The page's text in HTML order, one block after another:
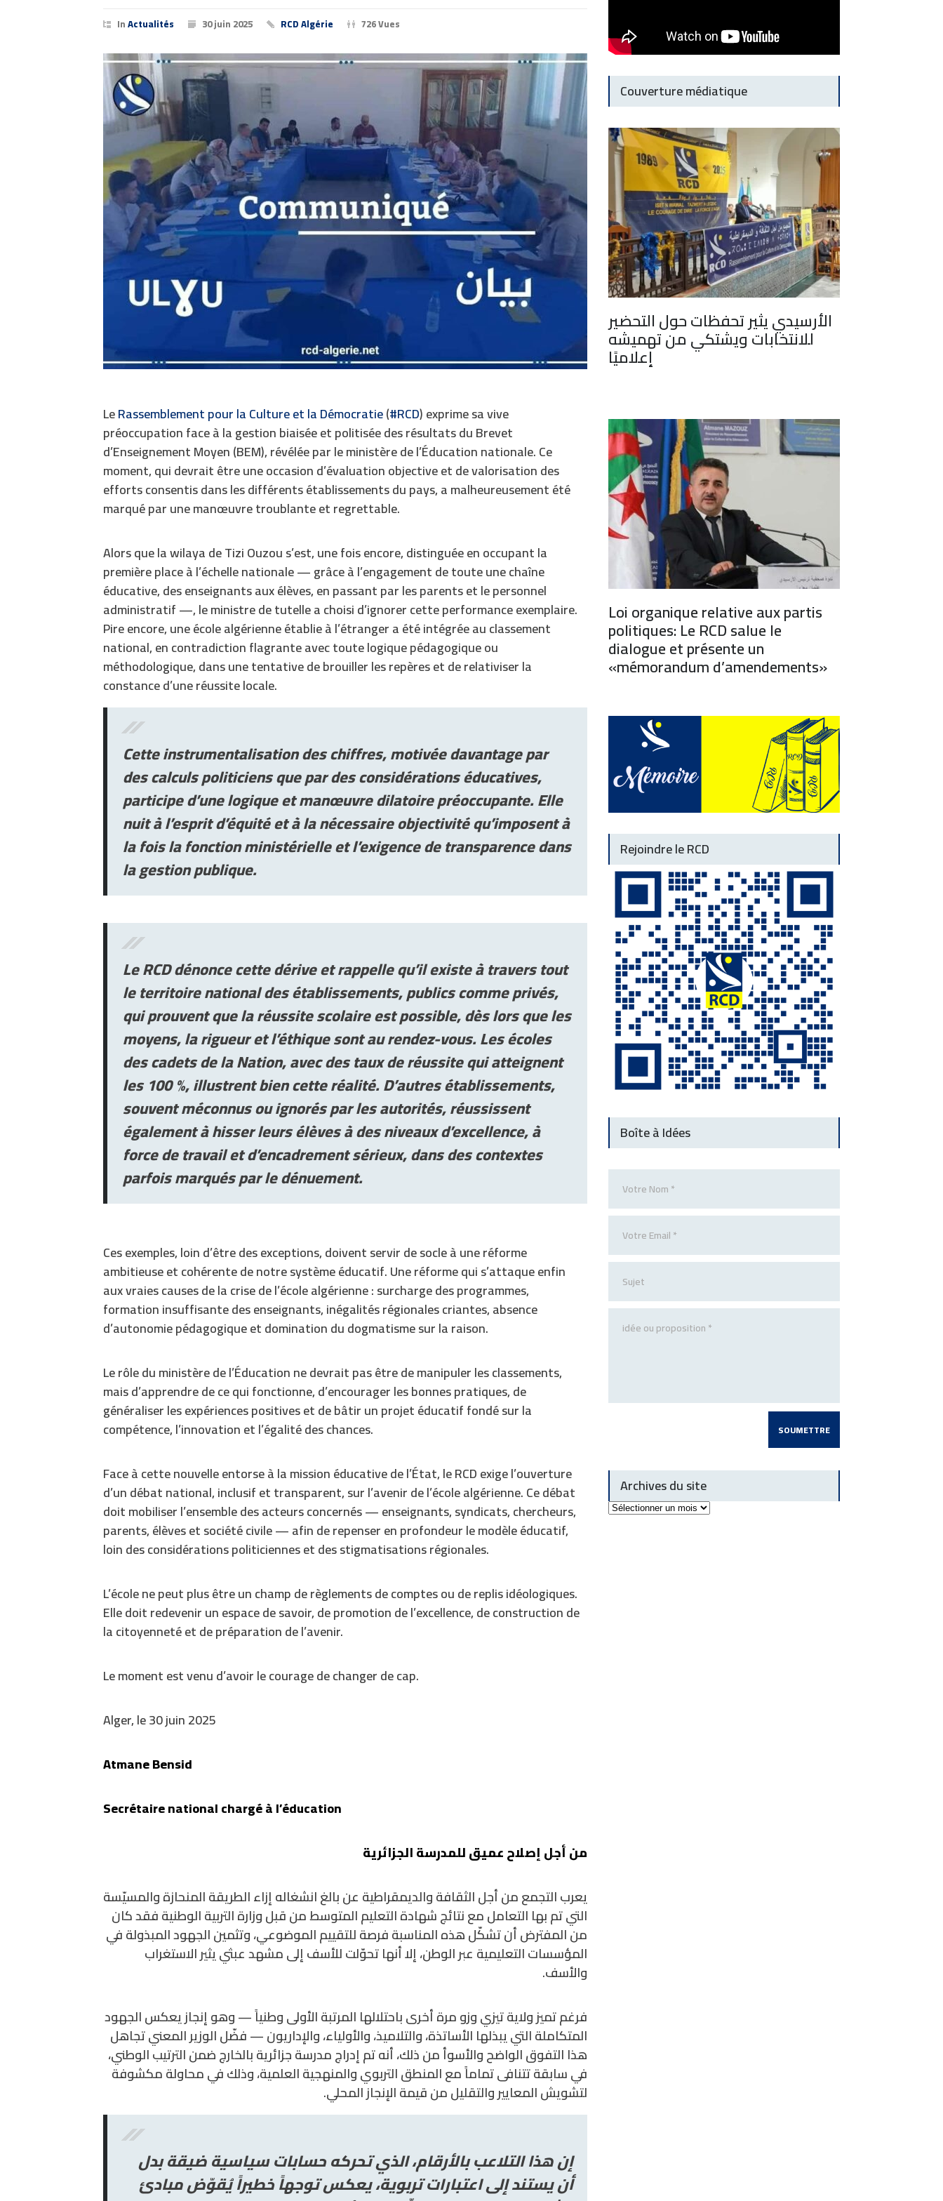
InActualités 30 juin 2025 RCD Algérie 726 Vues
LeRassemblement pour la Culture et la Démocratie(#RCD) exprime sa vive
préoccupation face à la gestion biaisée et politisée des résultats du Brevet
d’Enseignement Moyen (BEM), révélée par le ministère de l’Éducation nationale. Ce
moment, qui devrait être une occasion d’évaluation objective et de valorisation des
efforts consentis dans les différents établissements du pays, a malheureusement été
marqué par une manœuvre troublante et regrettable.
Alors que la wilaya de Tizi Ouzou s’est, une fois encore, distinguée en occupant la
première place à l’échelle nationale — grâce à l’engagement de toute une chaîne
éducative, des enseignants aux élèves, en passant par les parents et le personnel
administratif —, le ministre de tutelle a choisi d’ignorer cette performance exemplaire.
Pire encore, une école algérienne établie à l’étranger a été intégrée au classement
national, en contradiction flagrante avec toute logique pédagogique ou
méthodologique, dans une tentative de brouiller les repères et de relativiser la
constance d’une réussite locale.
Cette instrumentalisation des chiffres, motivée davantage par
des calculs politiciens que par des considérations éducatives,
participe d’une logique et manœuvre dilatoire préoccupante. Elle
nuit à l’esprit d’équité et à la nécessaire objectivité qu’imposent à
la fois la fonction ministérielle et l’exigence de transparence dans
la gestion publique.
Le RCD dénonce cette dérive et rappelle qu’il existe à travers tout
le territoire national des établissements, publics comme privés,
qui prouvent que la réussite scolaire est possible, dès lors que les
moyens, la rigueur et l’éthique sont au rendez-vous. Les écoles
des cadets de la Nation, avec des taux de réussite qui atteignent
les 100 %, illustrent bien cette réalité. D’autres établissements,
souvent méconnus ou ignorés par les autorités, réussissent
également à hisser leurs élèves à des niveaux d’excellence, à
force de travail et d’encadrement sérieux, dans des contextes
parfois marqués par le dénuement.
Ces exemples, loin d’être des exceptions, doivent servir de socle à une réforme
ambitieuse et cohérente de notre système éducatif. Une réforme qui s’attaque enfin
aux vraies causes de la crise de l’école algérienne : surcharge des programmes,
formation insuffisante des enseignants, inégalités régionales criantes, absence
d’autonomie pédagogique et domination du dogmatisme sur la raison.
Le rôle du ministère de l’Éducation ne devrait pas être de manipuler les classements,
mais d’apprendre de ce qui fonctionne, d’encourager les bonnes pratiques, de
généraliser les expériences positives et de bâtir un projet éducatif fondé sur la
compétence, l’innovation et l’égalité des chances.
Face à cette nouvelle entorse à la mission éducative de l’État, le RCD exige l’ouverture
d’un débat national, inclusif et transparent, sur l’avenir de l’école algérienne. Ce débat
doit mobiliser l’ensemble des acteurs concernés — enseignants, syndicats, chercheurs,
parents, élèves et société civile — afin de repenser en profondeur le modèle éducatif,
loin des considérations politiciennes et des stigmatisations régionales.
L’école ne peut plus être un champ de règlements de comptes ou de replis idéologiques.
Elle doit redevenir un espace de savoir, de promotion de l’excellence, de construction de
la citoyenneté et de préparation de l’avenir.
Le moment est venu d’avoir le courage de changer de cap.
Alger, le 30 juin 2025
Atmane Bensid
Secrétaire national chargé à l’éducation
من أجل إصلاح عميق للمدرسة الجزائرية
يعرب التجمع من أجل الثقافة والديمقراطية عن بالغ انشغاله إزاء الطريقة المنحازة والمسيّسة
التي تم بها التعامل مع نتائج شهادة التعليم المتوسط من قبل وزارة التربية الوطنية فقد كان
من المفترض أن تشكّل هذه المناسبة فرصة للتقييم الموضوعي، وتثمين الجهود المبذولة في
المؤسسات التعليمية عبر الوطن، إلا أنها تحوّلت للأسف إلى مشهد عبثي يثير الاستغراب
والأسف.
فرغم تميز ولاية تيزي وزو مرة أخرى باحتلالها المرتبة الأولى وطنياً — وهو إنجاز يعكس الجهود
المتكاملة التي يبذلها الأساتذة، والتلاميذ، والأولياء، والإداريون — فضّل الوزير المعني تجاهل
هذا التفوق الواضح والأسوأ من ذلك، أنه تم إدراج مدرسة جزائرية بالخارج ضمن الترتيب الوطني،
في سابقة تتنافى تماماً مع المنطق التربوي والمنهجية العلمية، وذلك في محاولة مكشوفة
لتشويش المعايير والتقليل من قيمة الإنجاز المحلي.
إن هذا التلاعب بالأرقام، الذي تحركه حسابات سياسية ضيقة بدل
أن يستند إلى اعتبارات تربوية، يعكس توجهاً خطيراً يُقوّض مبادئ
Couverture médiatique
الأرسيدي يثير تحفظات حول التحضير
للانتخابات ويشتكي من تهميشه
إعلاميًا
Loi organique relative aux partis
politiques: Le RCD salue le
dialogue et présente un
«mémorandum d’amendements»
Rejoindre le RCD
Boîte à Idées
Archives du site
Archives
du